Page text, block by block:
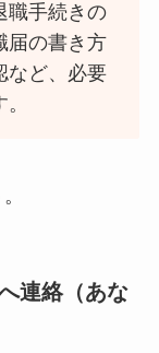
職手続きの
届の書き方
など、必要
連絡（あな